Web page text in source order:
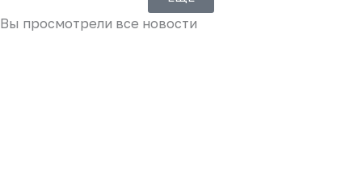
Вы просмотрели все новости